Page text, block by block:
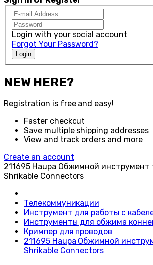
Login with your social account
Forgot Your Password?
Login
NEW HERE?
Registration is free and easy!
Faster checkout
Save multiple shipping addresses
View and track orders and more
Create an account
211695 Haupa Обжимной инструмент
Shrikable Connectors
Телекоммуникации
Инструмент для работы с
Инструменты для обжима
Кримпер для проводов
211695 Haupa Обжимной
Shrikable Connectors